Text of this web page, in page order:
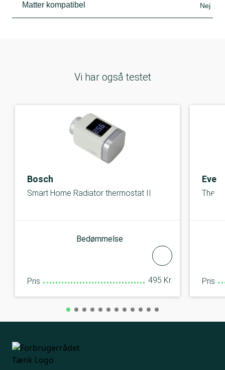
Matter kompatibel Nej
Vi har også testet
Bosch
Smart Home Radiator thermostat II
Bedømmelse
Pris 495 Kr.
Eve
Pris